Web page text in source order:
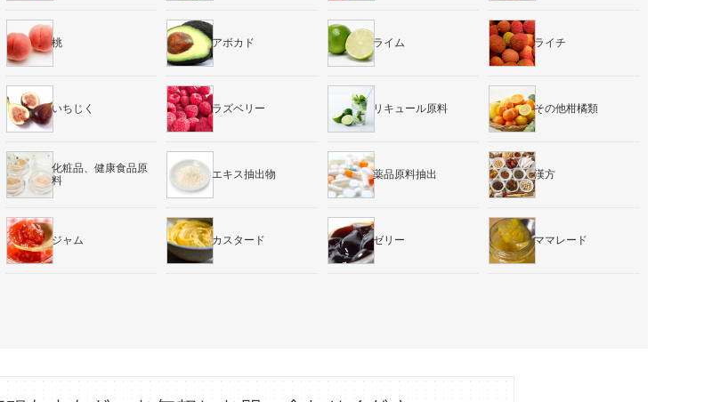
桃 アボカド ライム ライチ
いちじく ラズベリー リキュール原料 その他柑橘類
化粧品、健康食品原
料
エキス抽出物 薬品原料抽出 漢方
ジャム カスタード ゼリー ママレード